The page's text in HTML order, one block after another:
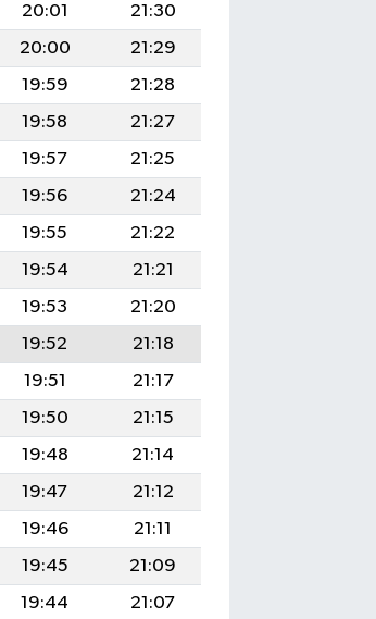
20:01
21:30
20:00
21:29
19:59
21:28
19:58
21:27
19:57
21:25
19:56
21:24
19:55
21:22
19:54
21:21
19:53
21:20
19:52
21:18
19:51
21:17
19:50
21:15
19:48
21:14
19:47
21:12
19:46
21:11
19:45
21:09
19:44
21:07